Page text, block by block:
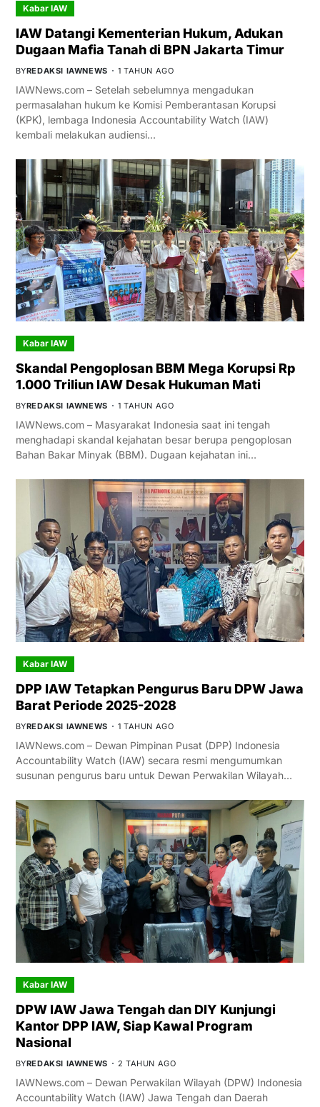
Kabar IAW
IAW Datangi Kementerian Hukum, Adukan
Dugaan Mafia Tanah di BPN Jakarta Timur
BYREDAKSI IAWNEWS 1 TAHUN AGO
IAWNews.com – Setelah sebelumnya mengadukan
permasalahan hukum ke Komisi Pemberantasan Korupsi
(KPK), lembaga Indonesia Accountability Watch (IAW)
kembali melakukan audiensi…
Kabar IAW
Skandal Pengoplosan BBM Mega Korupsi Rp
1.000 Triliun IAW Desak Hukuman Mati
BYREDAKSI IAWNEWS 1 TAHUN AGO
IAWNews.com – Masyarakat Indonesia saat ini tengah
menghadapi skandal kejahatan besar berupa pengoplosan
Bahan Bakar Minyak (BBM). Dugaan kejahatan ini…
Kabar IAW
DPP IAW Tetapkan Pengurus Baru DPW Jawa
Barat Periode 2025-2028
BYREDAKSI IAWNEWS 1 TAHUN AGO
IAWNews.com – Dewan Pimpinan Pusat (DPP) Indonesia
Accountability Watch (IAW) secara resmi mengumumkan
susunan pengurus baru untuk Dewan Perwakilan Wilayah…
Kabar IAW
DPW IAW Jawa Tengah dan DIY Kunjungi
Kantor DPP IAW, Siap Kawal Program
Nasional
BYREDAKSI IAWNEWS 2 TAHUN AGO
IAWNews.com – Dewan Perwakilan Wilayah (DPW) Indonesia
Accountability Watch (IAW) Jawa Tengah dan Daerah